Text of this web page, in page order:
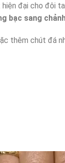
đại cho đôi
bạc sang
thêm chút đá